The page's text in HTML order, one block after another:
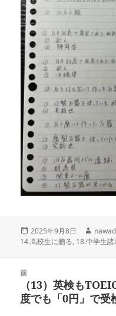
投
稿
2025年9月8日
作
成
14.高校生に贈る, 18.中学生
前
前
の
（13）英検も
度でも「0円」で受